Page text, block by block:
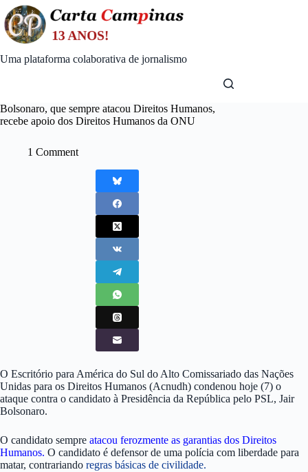
Skip
to
content
Uma plataforma colaborativa de jornalismo
Bolsonaro, que sempre atacou Direitos Humanos,
recebe apoio dos Direitos Humanos da ONU
1 Comment
O Escritório para América do Sul do Alto Comissariado das Nações
Unidas para os Direitos Humanos (Acnudh) condenou hoje (7) o
ataque contra o candidato à Presidência da República pelo PSL, Jair
Bolsonaro.
O candidato sempre atacou ferozmente as garantias dos Direitos
Humanos. O candidato é defensor de uma polícia com liberdade para
matar, contrariando regras básicas de civilidade.